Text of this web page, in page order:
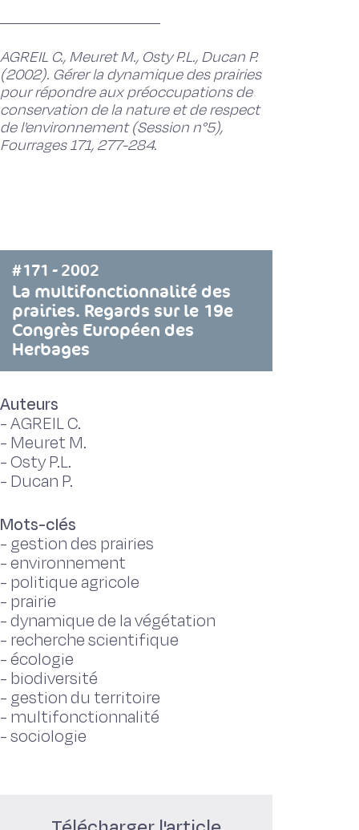
AGREIL C., Meuret M., Osty P.L., Ducan P.
(2002). Gérer la dynamique des prairies
pour répondre aux préoccupations de
conservation de la nature et de respect
de l'environnement (Session n°5),
Fourrages 171, 277-284.
#171 - 2002
La multifonctionnalité des
prairies. Regards sur le 19e
Congrès Européen des
Herbages
Auteurs
-AGREIL C.
- Meuret M.
-Osty P.L.
- Ducan P.
Mots-clés
- gestion des prairies
-environnement
- politique agricole
- prairie
-dynamique de la végétation
- recherche scientifique
-écologie
- biodiversité
- gestion du territoire
- multifonctionnalité
-sociologie